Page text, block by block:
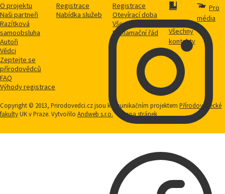
O projektu
Naši partneři
Razítková
samoobsluha
Autoři
Vědci
Zeptejte se
přírodovědců
FAQ
Výhody registrace
Registrace
Nabídka služeb
Registrace
Otevírací doba
Vše o nákupu
Reklamační řád
Všechny
kontakty
Pro
média
Copyright © 2013, Prirodovedci.cz jsou komunikačním projektem Přírodovědecké
fakultyUK v Praze. Vytvořilo Andweb s.r.o. Mapa stránek